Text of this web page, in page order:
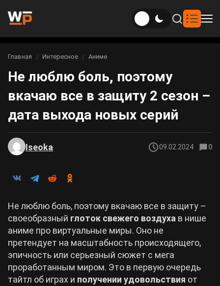
Новости
Новости Genshin Impact
Новости Honkai: Star Rail
Новости Zenless Zone Zero
Игры
Genshin Impact
Neverness to Everness
Arknights: Endfield
Crimson Desert
Zenless Zone Zero
Билды
Билды Genshin Impact
Билды Honkai: Star Rail
Билды Zenless Zone Zero
Билды Neverness to Everness
Билды Arknights: Endfield
Билды Wuthering Waves
Интересное
Рейтинги
Фильмы и сериалы
Вы здесь:
Главная Интересное Аниме
Не люблю боль, поэтому
вкачаю все в защиту 2 сезон –
дата выхода новых серий
Iseoka 09.02.2024 0
Не люблю боль, поэтому вкачаю все в защиту –
своеобразный глоток свежего воздуха в нише
аниме про виртуальные миры. Оно не
претендует на масштабность происходящего,
эпичность или серьезный сюжет с мега
проработанным миром. Это в первую очередь
тайтл об играх и получении удовольствия от